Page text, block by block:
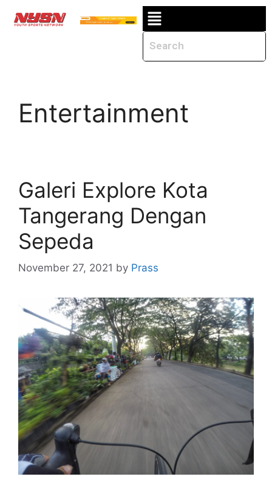
Entertainment
Galeri Explore Kota
Tangerang Dengan
Sepeda
November 27, 2021 by Prass